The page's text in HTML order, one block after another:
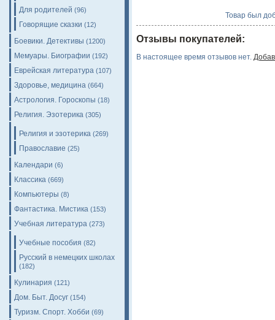
Для родителей (96)
Говорящие сказки (12)
Боевики. Детективы (1200)
Мемуары. Биографии (192)
Еврейская литература (107)
Здоровье, медицина (664)
Астрология. Гороскопы (18)
Религия. Эзотерика (305)
Религия и эзотерика (269)
Православие (25)
Календари (6)
Классика (669)
Компьютеры (8)
Фантастика. Мистика (153)
Учебная литература (273)
Учебные пособия (82)
Русский в немецких школах
(182)
Кулинария (121)
Дом. Быт. Досуг (154)
Туризм. Спорт. Хобби (69)
Товар был
Отзывы покупателей:
В настоящее время отзывов нет.